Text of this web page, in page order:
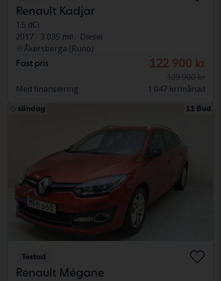
Renault Kadjar
1.5 dCi
2017
3 035 mil
Diesel
Åkersberga (Runö)
Fast pris 122 900 kr
129 900 kr
Med finansiering
1 047 kr/månad
söndag 11 Bud
Testad
Renault Mégane